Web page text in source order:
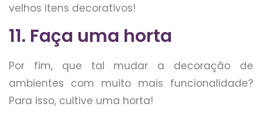
velhos itens decorativos!
11. Faça uma horta
Por fim, que tal mudar a decoração de
ambientes com muito mais funcionalidade?
Para isso, cultive uma horta!